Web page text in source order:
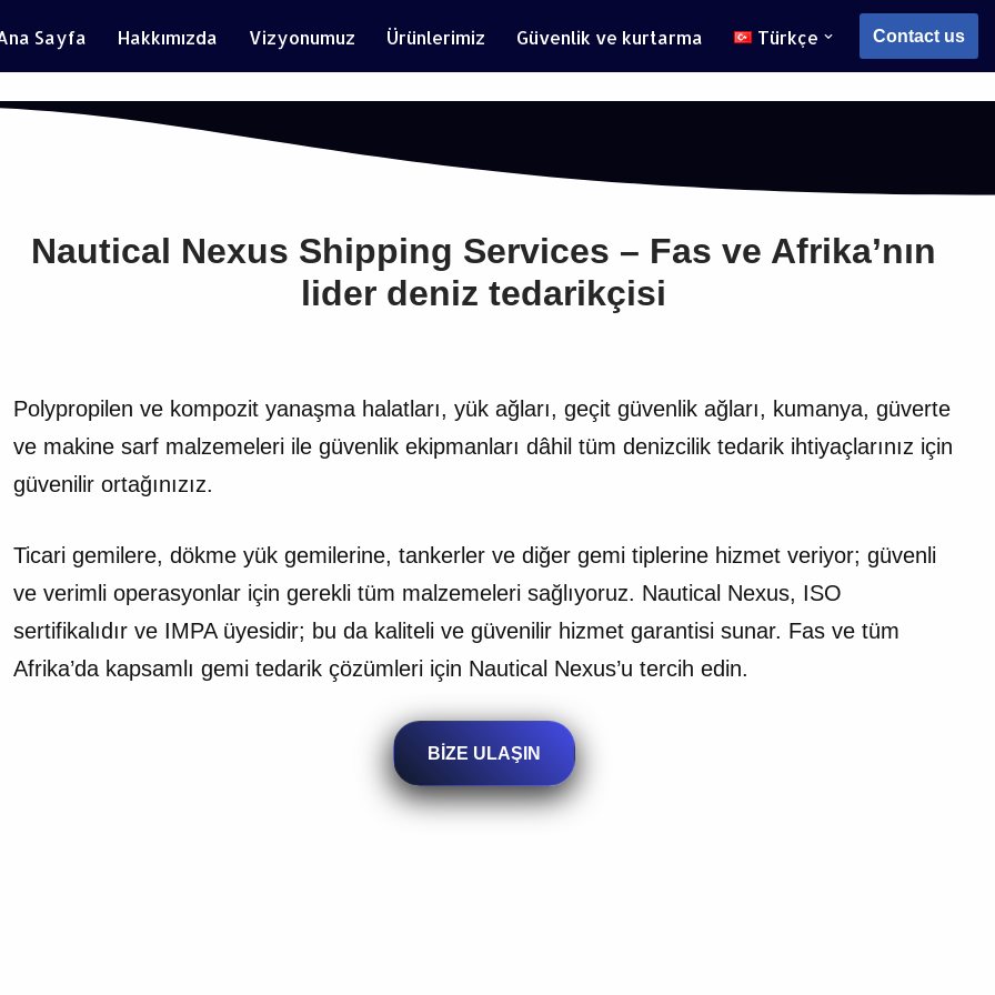
Sayfa Hakkımızda Vizyonumuz Ürünlerimiz Güvenlik ve kurtarma Türkçe Contact us
Nautical Nexus Shipping Services – Fas ve Afrika’nın
lider deniz tedarikçisi
Polypropilen ve kompozit yanaşma halatları, yük ağları, geçit güvenlik ağları, kumanya, güverte
ve makine sarf malzemeleri ile güvenlik ekipmanları dâhil tüm denizcilik tedarik ihtiyaçlarınız için
güvenilir ortağınızız.
Ticari gemilere, dökme yük gemilerine, tankerler ve diğer gemi tiplerine hizmet veriyor; güvenli
ve verimli operasyonlar için gerekli tüm malzemeleri sağlıyoruz. Nautical Nexus, ISO
sertifikalıdır ve IMPA üyesidir; bu da kaliteli ve güvenilir hizmet garantisi sunar. Fas ve tüm
Afrika’da kapsamlı gemi tedarik çözümleri için Nautical Nexus’u tercih edin.
BİZE ULAŞIN